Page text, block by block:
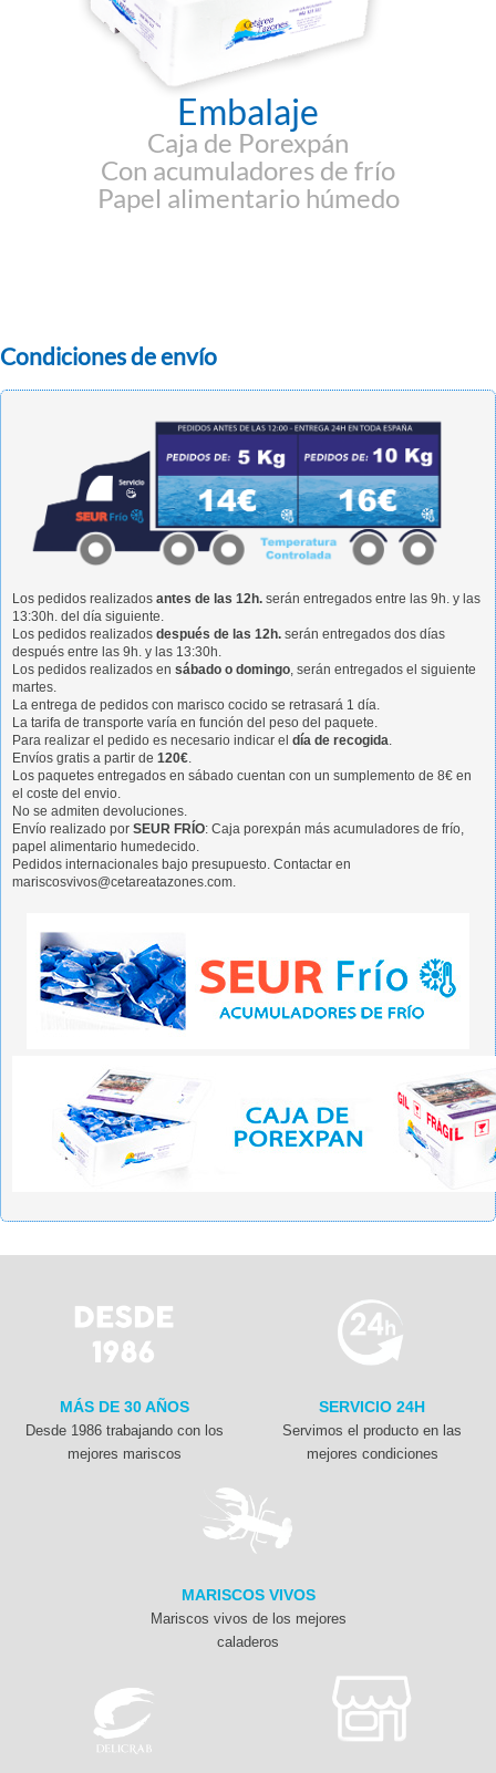
Embalaje
Caja de Porexpán
Con acumuladores de frío
Papel alimentario húmedo
Condiciones de envío
Los pedidos realizados antes de las 12h. serán entregados entre las 9h. y las
13:30h. del día siguiente.
Los pedidos realizados después de las 12h. serán entregados dos días
después entre las 9h. y las 13:30h.
Los pedidos realizados en sábado o domingo, serán entregados el siguiente
martes.
La entrega de pedidos con marisco cocido se retrasará 1 día.
La tarifa de transporte varía en función del peso del paquete.
Para realizar el pedido es necesario indicar el día de recogida.
Envíos gratis a partir de 120€.
Los paquetes entregados en sábado cuentan con un sumplemento de 8€ en
el coste del envio.
No se admiten devoluciones.
Envío realizado por SEUR FRÍO: Caja porexpán más acumuladores de frío,
papel alimentario humedecido.
Pedidos internacionales bajo presupuesto. Contactar en
mariscosvivos@cetareatazones.com.
MÁS DE 30 AÑOS
Desde 1986 trabajando con los
mejores mariscos
SERVICIO 24H
Servimos el producto en las
mejores condiciones
MARISCOS VIVOS
Mariscos vivos de los mejores
caladeros